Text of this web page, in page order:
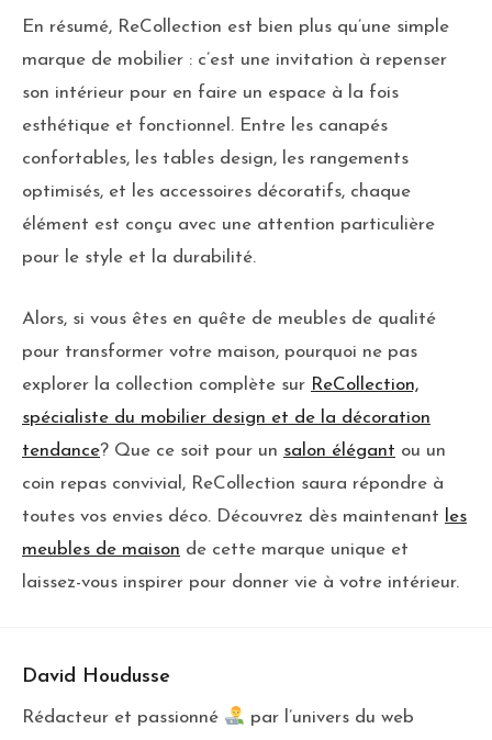
En résumé, ReCollection est bien plus qu’une simple
marque de mobilier : c’est une invitation à repenser
son intérieur pour en faire un espace à la fois
esthétique et fonctionnel. Entre les canapés
confortables, les tables design, les rangements
optimisés, et les accessoires décoratifs, chaque
élément est conçu avec une attention particulière
pour le style et la durabilité.
Alors, si vous êtes en quête de meubles de qualité
pour transformer votre maison, pourquoi ne pas
explorer la collection complète sur ReCollection,
spécialiste du mobilier design et de la décoration
tendance? Que ce soit pour un salon élégant ou un
coin repas convivial, ReCollection saura répondre à
toutes vos envies déco. Découvrez dès maintenant
les
meubles de maison de cette marque unique et
laissez-vous inspirer pour donner vie à votre intérieur.
David Houdusse
Rédacteur et passionné
par l’univers du web